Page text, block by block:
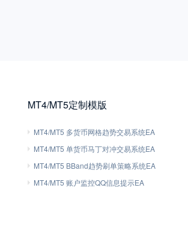
MT4/MT5定制模版
MT4/MT5 多货币网格趋势交易系统EA
MT4/MT5 单货币马丁对冲交易系统EA
MT4/MT5 BBand趋势刷单策略系统EA
MT4/MT5 账户监控QQ信息提示EA